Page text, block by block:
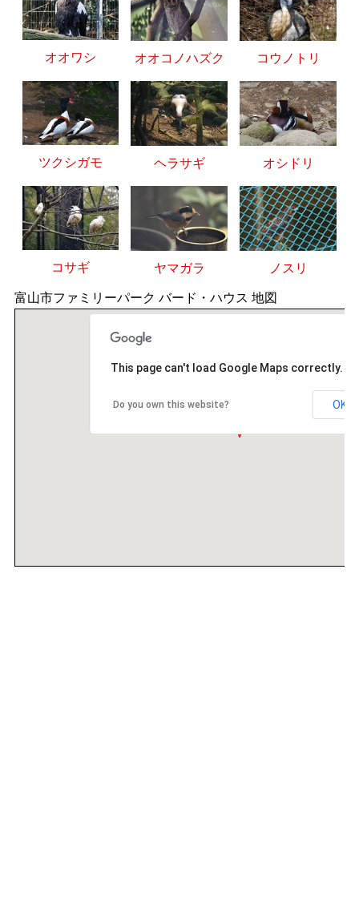
オオワシ オオコノハズク コウノトリ
ツクシガモ ヘラサギ オシドリ
コサギ ヤマガラ ノスリ
富山市ファミリーパーク バード・ハウス 地図
This page can't load Google Maps correctly.
Do you own this website? OK